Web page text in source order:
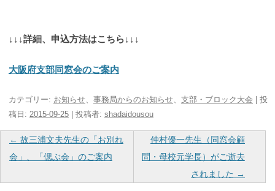
↓↓↓詳細、申込方法はこちら↓↓↓
大阪府支部同窓会のご案内
カテゴリー: お知らせ、 事務局からのお知らせ、 支部・ブロック大会 | 投
稿日: 2015-09-25 投稿者: shadaidousou
投
稿
← 故三浦文夫先生の「お別れ
会」、「偲ぶ会」のご案内
仲村優一先生（同窓会顧
問・母校元学長）がご逝去
されました →